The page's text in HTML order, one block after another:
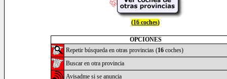
(16 coches)
OPCIONES
Repetir búsqueda en otras provincias (16coches)
Buscar en otra provincia
Avisadme si se anuncia